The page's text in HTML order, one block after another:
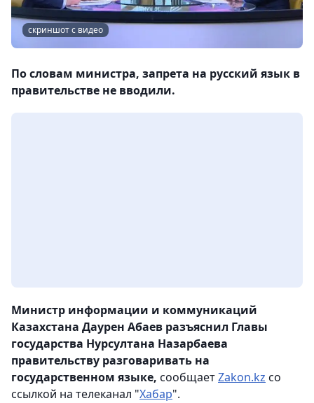
скриншот с видео
По словам министра, запрета на русский язык в
правительстве не вводили.
Министр информации и коммуникаций
Казахстана Даурен Абаев разъяснил Главы
государства Нурсултана Назарбаева
правительству разговаривать на
государственном языке, сообщаетZakon.kz со
ссылкой на телеканал "Хабар".